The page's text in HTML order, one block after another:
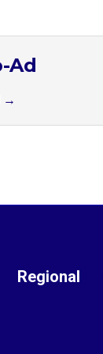
Ad
→
Regional